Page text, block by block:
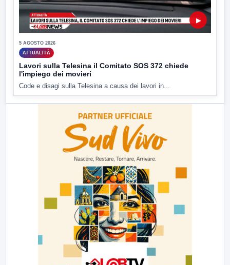
▶
5 AGOSTO 2026
ATTUALITÀ
Lavori sulla Telesina il Comitato SOS 372 chiede
l'impiego dei movieri
Code e disagi sulla Telesina a causa dei lavori in...